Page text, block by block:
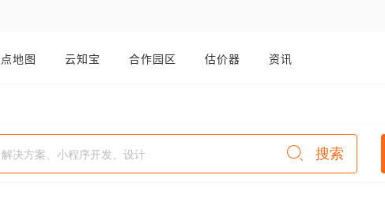
地图 云知宝 合作园区 估价器 资讯
搜索